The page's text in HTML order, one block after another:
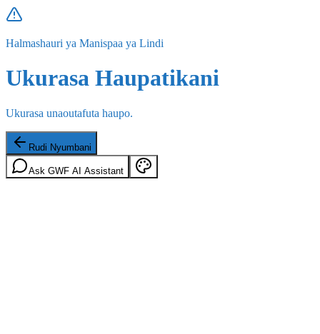
Halmashauri ya Manispaa ya Lindi
Ukurasa Haupatikani
Ukurasa unaoutafuta haupo.
Rudi Nyumbani
Ask GWF AI Assistant